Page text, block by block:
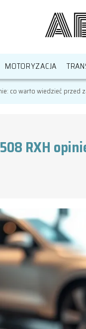
MOTORYZACJA
co warto wiedzieć przed
RXH